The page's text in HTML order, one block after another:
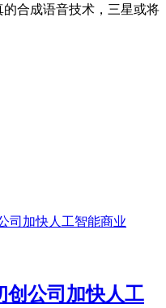
合成语音技术，三星或将
创公司加快人工